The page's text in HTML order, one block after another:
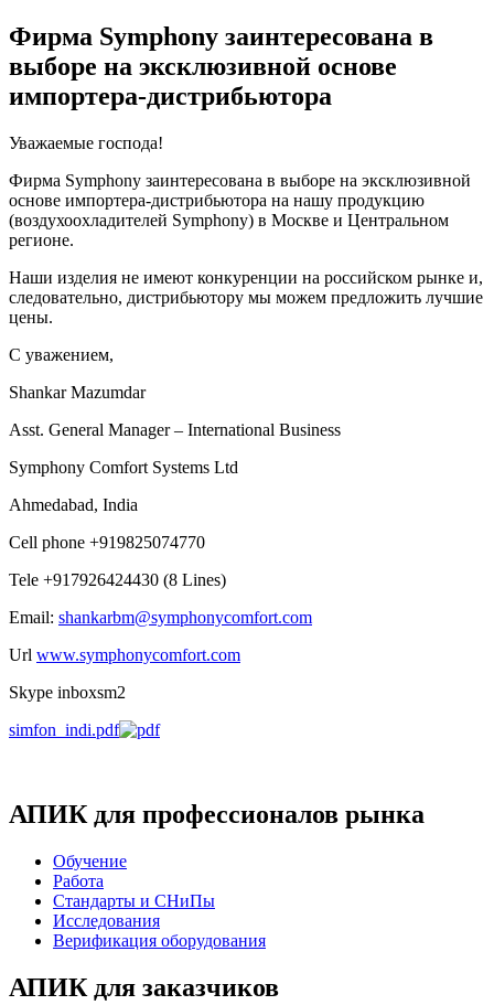
Фирма Symphony заинтересована в
выборе на эксклюзивной основе
импортера-дистрибьютора
Уважаемые господа!
Фирма Symphony заинтересована в выборе на эксклюзивной
основе импортера-дистрибьютора на нашу продукцию
(воздухоохладителей Symphony) в Москве и Центральном
регионе.
Наши изделия не имеют конкуренции на российском рынке и,
следовательно, дистрибьютору мы можем предложить лучшие
цены.
С уважением,
Shankar Mazumdar
Asst. General Manager – International Business
Symphony Comfort Systems Ltd
Ahmedabad, India
Cell phone +919825074770
Tele +917926424430 (8 Lines)
Email: shankarbm@symphonycomfort.com
Url www.symphonycomfort.com
Skype inboxsm2
simfon_indi.pdf
АПИК для профессионалов рынка
Обучение
Работа
Стандарты и СНиПы
Исследования
Верификация оборудования
АПИК для заказчиков